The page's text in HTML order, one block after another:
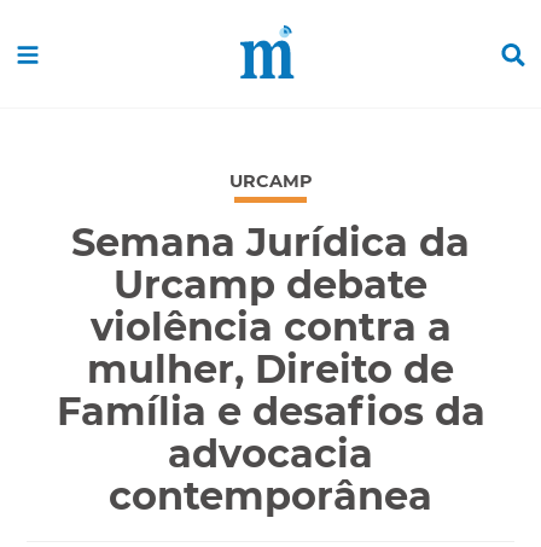
URCAMP
Semana Jurídica da
Urcamp debate
violência contra a
mulher, Direito de
Família e desafios da
advocacia
contemporânea